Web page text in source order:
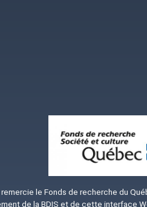
remercie le Fonds de recherche du
de la BDIS et de cette interface